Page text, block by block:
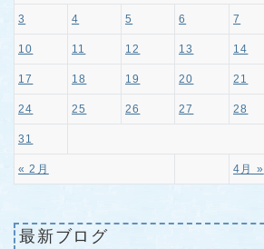
« 2月 4月 »
3 4 5 6 7
10 11 12 13 14
17 18 19 20 21
24 25 26 27 28
31
最新ブログ